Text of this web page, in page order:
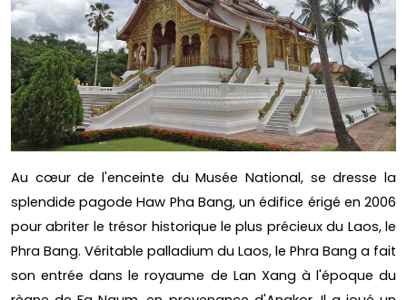
Au cœur de l'enceinte du Musée National, se dresse la
splendide pagode Haw Pha Bang, un édifice érigé en 2006
pour abriter le trésor historique le plus précieux du Laos, le
Phra Bang. Véritable palladium du Laos, le Phra Bang a fait
son entrée dans le royaume de Lan Xang à l'époque du